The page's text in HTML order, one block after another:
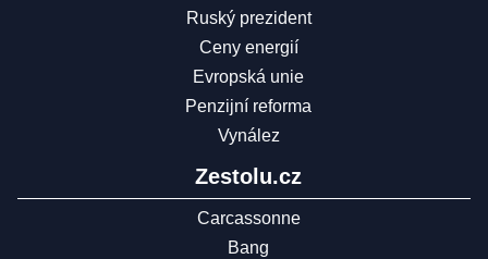
Ruský prezident
Ceny energií
Evropská unie
Penzijní reforma
Vynález
Zestolu.cz
Carcassonne
Bang